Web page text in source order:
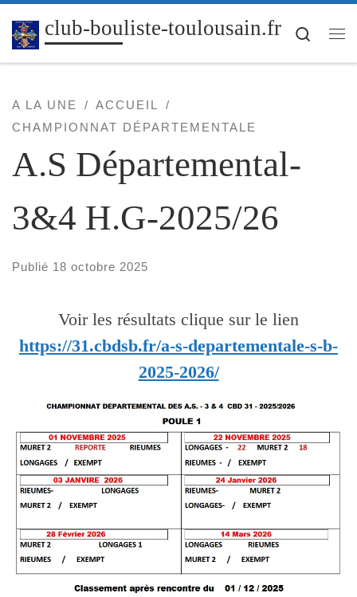
Passer au contenu
club-bouliste-toulousain.fr
Search
A LA UNE
ACCUEIL
CHAMPIONNAT DÉPARTEMENTALE
A.S Départemental-
3&4 H.G-2025/26
Publié 18 octobre 2025
Voir les résultats clique sur le lien
https://31.cbdsb.fr/a-s-departementale-s-b-
2025-2026/